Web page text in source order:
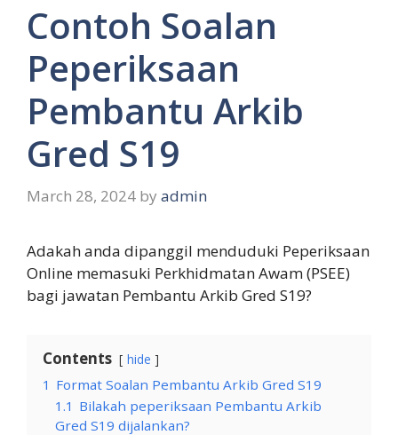
Contoh Soalan
Peperiksaan
Pembantu Arkib
Gred S19
March 28, 2024 by admin
Adakah anda dipanggil menduduki Peperiksaan
Online memasuki Perkhidmatan Awam (PSEE)
bagi jawatan Pembantu Arkib Gred S19?
Contents hide
1 Format Soalan Pembantu Arkib Gred S19
1.1 Bilakah peperiksaan Pembantu Arkib
Gred S19 dijalankan?